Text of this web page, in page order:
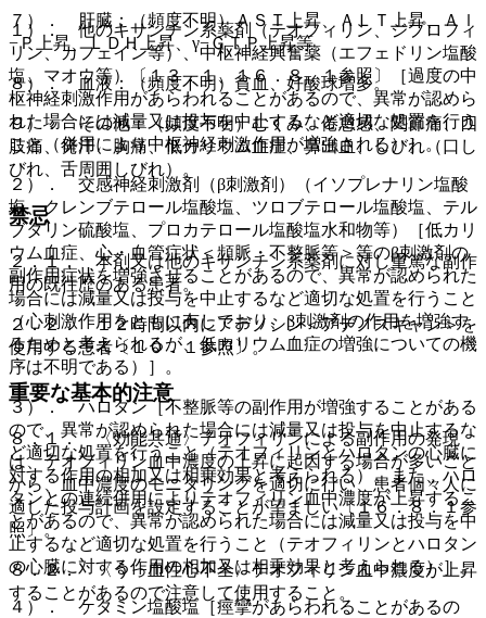
１）． 他のキサンチン系薬剤（テオフィリン、ジプロフィ
リン、カフェイン等）、中枢神経興奮薬（エフェドリン塩酸
塩、マオウ等）〔１３．１、１６．８．１参照〕［過度の中
枢神経刺激作用があらわれることがあるので、異常が認めら
れた場合には減量又は投与を中止するなど適切な処置を行う
こと（併用により中枢神経刺激作用が増強される）］。
２）． 交感神経刺激剤（β刺激剤）（イソプレナリン塩酸
塩、クレンブテロール塩酸塩、ツロブテロール塩酸塩、テル
ブタリン硫酸塩、プロカテロール塩酸塩水和物等）［低カリ
ウム血症、心・血管症状＜頻脈・不整脈等＞等のβ刺激剤の
副作用症状を増強させることがあるので、異常が認められた
場合には減量又は投与を中止するなど適切な処置を行うこと
（心刺激作用をともに有しており、β刺激剤の作用を増強す
るためと考えられるが、低カリウム血症の増強についての機
序は不明である）］。
３）． ハロタン［不整脈等の副作用が増強することがある
ので、異常が認められた場合には減量又は投与を中止するな
ど適切な処置を行うこと（テオフィリンとハロタンの心臓に
対する作用の相加又は相乗効果と考えられる）。また、ハロ
タンとの連続併用によりテオフィリン血中濃度が上昇するこ
とがあるので、異常が認められた場合には減量又は投与を中
止するなど適切な処置を行うこと（テオフィリンとハロタン
の心臓に対する作用の相加又は相乗効果と考えられる）］。
４）． ケタミン塩酸塩［痙攣があらわれることがあるの
７）． 肝臓：（頻度不明）ＡＳＴ上昇、ＡＬＴ上昇、Ａｌ
−Ｐ上昇、ＬＤＨ上昇、γ−ＧＴＰ上昇等。
８）． 血液：（頻度不明）貧血、好酸球増多。
９）． その他：（頻度不明）むくみ、倦怠感、関節痛、四
肢痛、発汗、胸痛、低カリウム血症、鼻出血、しびれ（口し
びれ、舌周囲しびれ）。
禁忌
２．１． 本剤又は他のキサンチン系薬剤に対し重篤な副作
用の既往歴のある患者。
２．２． １２時間以内にアデノシン＜アデノスキャン＞を
使用する患者〔１０．１参照〕。
重要な基本的注意
８．１． 〈効能共通〉テオフィリンによる副作用の発現
は、テオフィリン血中濃度の上昇に起因する場合が多いこと
から、血中濃度のモニタリングを適切に行い、患者個々人に
適した投与計画を設定することが望ましい〔１６．８．１参
照〕。
８．２． 〈うっ血性心不全〉テオフィリン血中濃度が上昇
することがあるので注意して使用すること。